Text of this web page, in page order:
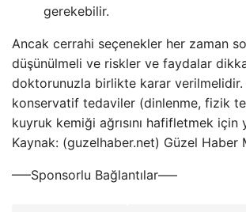
gerekebilir.
Ancak cerrahi seçenekler her zaman
düşünülmeli ve riskler ve faydalar
doktorunuzla birlikte karar verilmelidir.
konservatif tedaviler (dinlenme, fizik
kuyruk kemiği ağrısını hafifletmek için
Kaynak: (guzelhaber.net) Güzel Haber
—–Sponsorlu Bağlantılar—–